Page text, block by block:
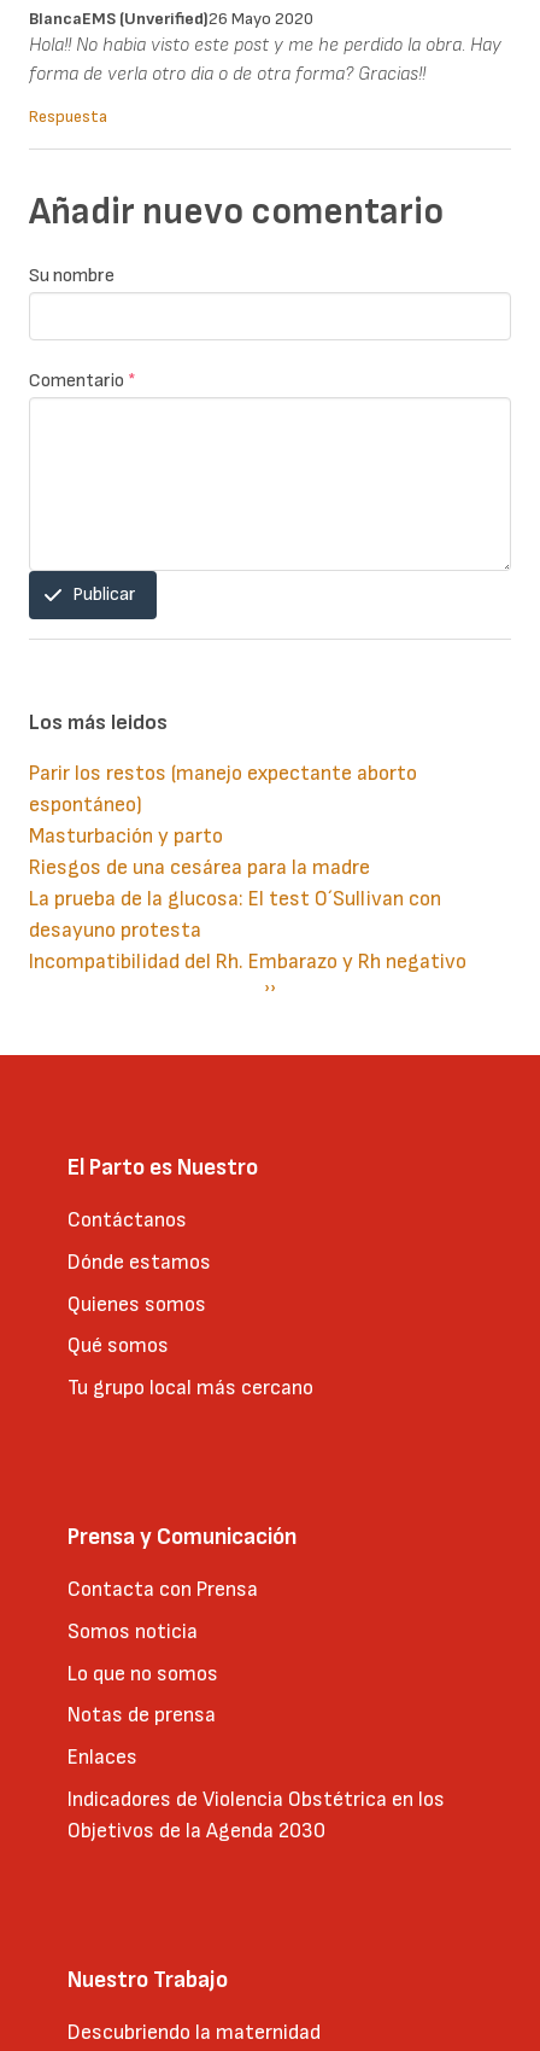
BlancaEMS (unverified)26 Mayo 2020
Hola!! No habia visto este post y me he perdido la obra. Hay
forma de verla otro dia o de otra forma? Gracias!!
Respuesta
Añadir nuevo comentario
Su nombre
Comentario *
Publicar
Los más leidos
Parir los restos (manejo expectante aborto
espontáneo)
Masturbación y parto
Riesgos de una cesárea para la madre
La prueba de la glucosa: El test O´Sullivan con
desayuno protesta
Incompatibilidad del Rh. Embarazo y Rh negativo
Siguiente
››
El Parto es Nuestro
Contáctanos
Dónde estamos
Quienes somos
Qué somos
Tu grupo local más cercano
Prensa y Comunicación
Contacta con Prensa
Somos noticia
Lo que no somos
Notas de prensa
Enlaces
Indicadores de Violencia Obstétrica en los
Objetivos de la Agenda 2030
Nuestro Trabajo
Descubriendo la maternidad